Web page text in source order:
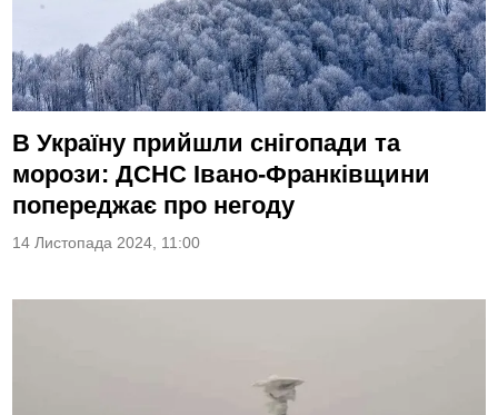
В Україну прийшли снігопади та
морози: ДСНС Івано-Франківщини
попереджає про негоду
14 Листопада 2024, 11:00